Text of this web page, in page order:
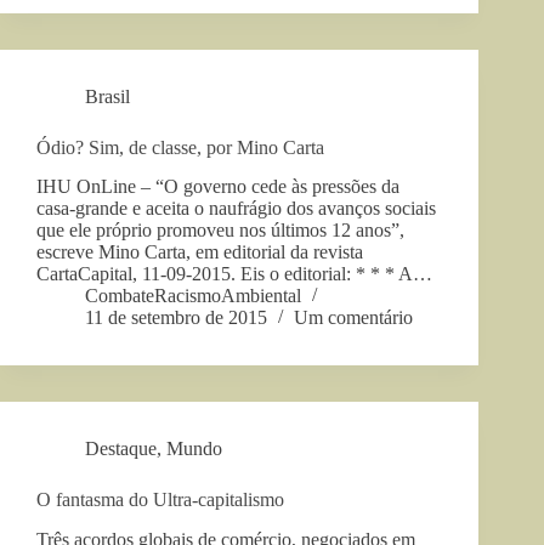
Brasil
Ódio? Sim, de classe, por Mino Carta
IHU OnLine – “O governo cede às pressões da
casa-grande e aceita o naufrágio dos avanços sociais
que ele próprio promoveu nos últimos 12 anos”,
escreve Mino Carta, em editorial da revista
CartaCapital, 11-09-2015. Eis o editorial: * * * A…
CombateRacismoAmbiental
11 de setembro de 2015
Um comentário
Destaque, Mundo
O fantasma do Ultra-capitalismo
Três acordos globais de comércio, negociados em